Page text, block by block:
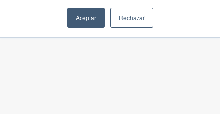
Aceptar Rechazar